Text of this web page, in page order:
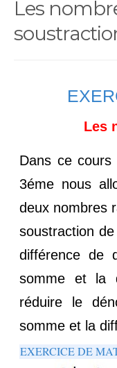
Les
Les
Dans ce
3éme nous
deux nombres
soustraction
différence de
somme et la
réduire le
somme et la
EXERCICE DE